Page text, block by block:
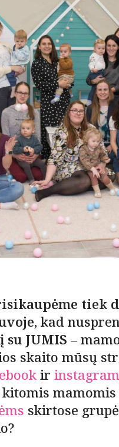
tiek
, kad
JUMIS –
skaito mūsų
ir instagram
mamomis
skirtose